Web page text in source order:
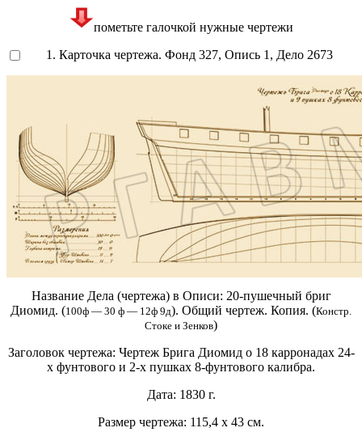
пометьте галочкой нужные чертежи
1. Карточка чертежа. Фонд 327, Опись 1, Дело 2673
Название Дела (чертежа) в Описи: 20-пушечный бриг
Диомид. (100ф — 30 ф — 12ф 9д). Общий чертеж. Копия. (Констр.
Стоке и Зенков)
Заголовок чертежа: Чертеж Брига Диомид о 18 карронадах 24-
х фунтового и 2-х пушках 8-фунтового калибра.
Дата: 1830 г.
Размер чертежа: 115,4 х 43 см.